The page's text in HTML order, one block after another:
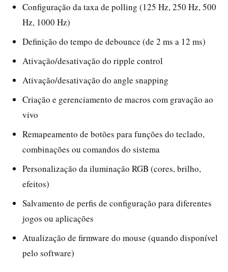
Configuração da taxa de polling (125 Hz, 250 Hz, 500
Hz, 1000 Hz)
Definição do tempo de debounce (de 2 ms a 12 ms)
Ativação/desativação do ripple control
Ativação/desativação do angle snapping
Criação e gerenciamento de macros com gravação ao
vivo
Remapeamento de botões para funções do teclado,
combinações ou comandos do sistema
Personalização da iluminação RGB (cores, brilho,
efeitos)
Salvamento de perfis de configuração para diferentes
jogos ou aplicações
Atualização de firmware do mouse (quando disponível
pelo software)